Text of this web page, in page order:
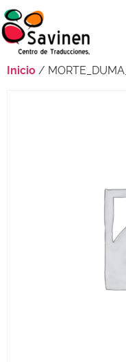
Inicio /